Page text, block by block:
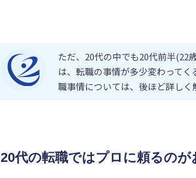
ただ、20代の中でも20代前半(22
は、転職の事情が多少変わって
職事情については、後ほど詳しく
20代の転職ではプロに頼るのが